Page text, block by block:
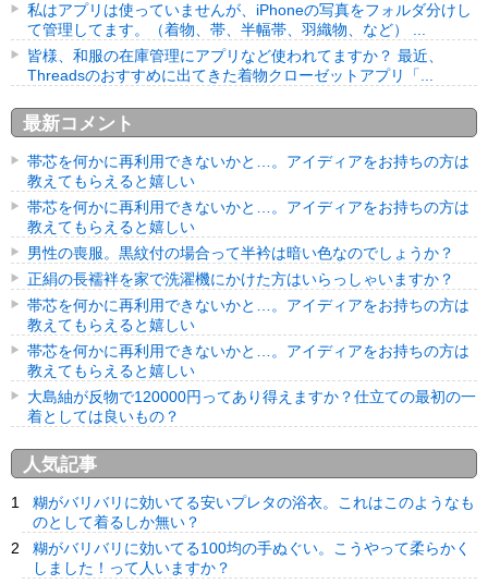
私はアプリは使っていませんが、iPhoneの写真をフォルダ分けし
て管理してます。（着物、帯、半幅帯、羽織物、など） ...
皆様、和服の在庫管理にアプリなど使われてますか？ 最近、
Threadsのおすすめに出てきた着物クローゼットアプリ「...
最新コメント
帯芯を何かに再利用できないかと…。アイディアをお持ちの方は
教えてもらえると嬉しい
帯芯を何かに再利用できないかと…。アイディアをお持ちの方は
教えてもらえると嬉しい
男性の喪服。黒紋付の場合って半衿は暗い色なのでしょうか？
正絹の長襦袢を家で洗濯機にかけた方はいらっしゃいますか？
帯芯を何かに再利用できないかと…。アイディアをお持ちの方は
教えてもらえると嬉しい
帯芯を何かに再利用できないかと…。アイディアをお持ちの方は
教えてもらえると嬉しい
大島紬が反物で120000円ってあり得えますか？仕立ての最初の一
着としては良いもの？
人気記事
糊がバリバリに効いてる安いプレタの浴衣。これはこのようなも
のとして着るしか無い？
糊がバリバリに効いてる100均の手ぬぐい。こうやって柔らかく
しました！って人いますか？